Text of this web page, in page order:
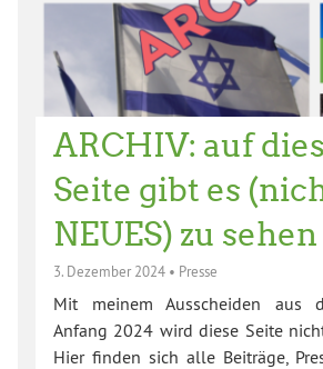
ARCHIV: auf
Seite gibt es
NEUES) zu sehen
3. Dezember 2024 • Presse
Mit meinem Ausscheiden aus
Anfang 2024 wird diese Seite
Hier finden sich alle Beiträge,